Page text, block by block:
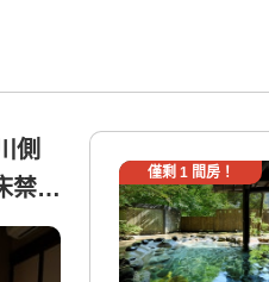
側
禁菸
僅剩 1間房！